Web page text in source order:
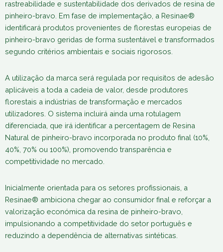
rastreabilidade e sustentabilidade dos derivados de resina de
pinheiro-bravo. Em fase de implementação, a Resinae®
identificará produtos provenientes de florestas europeias de
pinheiro-bravo geridas de forma sustentável e transformados
segundo critérios ambientais e sociais rigorosos.
A utilização da marca será regulada por requisitos de adesão
aplicáveis a toda a cadeia de valor, desde produtores
florestais a indústrias de transformação e mercados
utilizadores. O sistema incluirá ainda uma rotulagem
diferenciada, que irá identificar a percentagem de Resina
Natural de pinheiro-bravo incorporada no produto final (10%,
40%, 70% ou 100%), promovendo transparência e
competitividade no mercado.
Inicialmente orientada para os setores profissionais, a
Resinae® ambiciona chegar ao consumidor final e reforçar a
valorização económica da resina de pinheiro-bravo,
impulsionando a competitividade do setor português e
reduzindo a dependência de alternativas sintéticas.